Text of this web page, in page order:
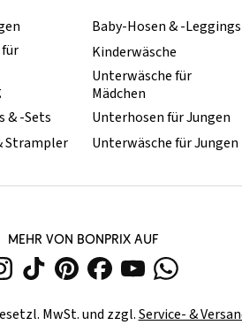
& -Sets
Strampler
Baby-Hosen & -Leggings
Kinderwäsche
Unterwäsche für
Mädchen
Unterhosen für Jungen
Unterwäsche für Jungen
MEHR VON BONPRIX AUF
MwSt. und zzgl.Service- &